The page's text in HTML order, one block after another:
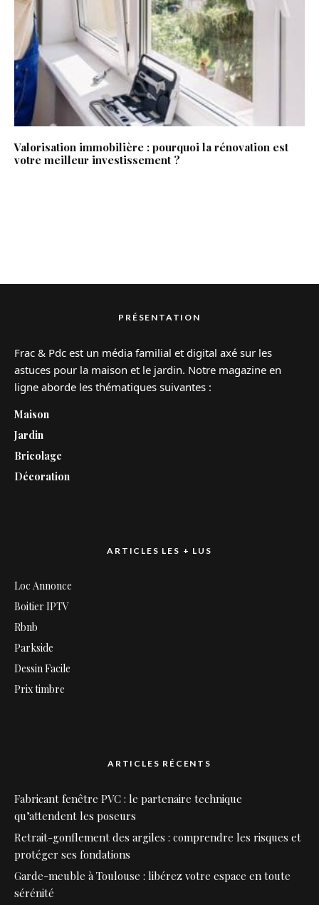
Valorisation immobilière : pourquoi la rénovation est
votre meilleur investissement ?
PRÉSENTATION
Frac & Pdc est un média familial et digital axé sur les
astuces pour la maison et le jardin. Notre magazine en
ligne aborde les thématiques suivantes :
Maison
Jardin
Bricolage
Décoration
ARTICLES LES + LUS
Loc Annonce
Boitier IPTV
Rbnb
Parkside
Dessin Facile
Prix timbre
ARTICLES RÉCENTS
Fabricant fenêtre PVC : le partenaire technique
qu’attendent les poseurs
Retrait-gonflement des argiles : comprendre les risques et
protéger ses fondations
Garde-meuble à Toulouse : libérez votre espace en toute
sérénité